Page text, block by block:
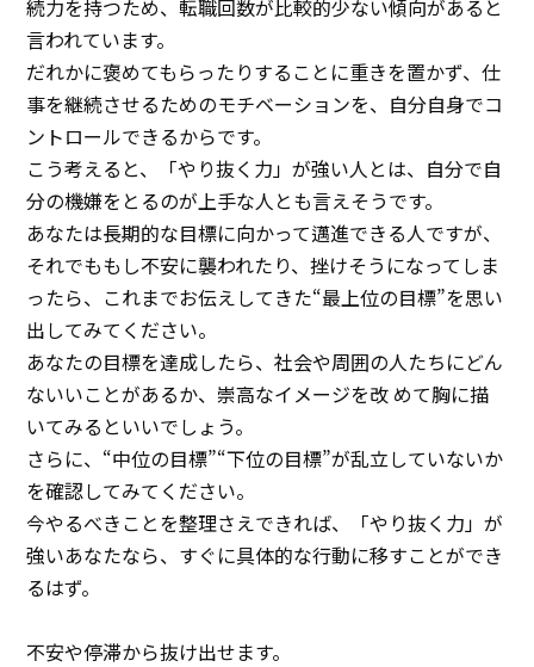
続力を持つため、転職回数が比較的少ない傾向があると
言われています。
だれかに褒めてもらったりすることに重きを置かず、仕
事を継続させるためのモチベーションを、自分自身でコ
ントロールできるからです。
こう考えると、「やり抜く力」が強い人とは、自分で自
分の機嫌をとるのが上手な人とも言えそうです。
あなたは長期的な目標に向かって邁進できる人ですが、
それでももし不安に襲われたり、挫けそうになってしま
ったら、これまでお伝えしてきた“最上位の目標”を思い
出してみてください。
あなたの目標を達成したら、社会や周囲の人たちにどん
ないいことがあるか、崇高なイメージを改 めて胸に描
いてみるといいでしょう。
さらに、“中位の目標”“下位の目標”が乱立していないか
を確認してみてください。
今やるべきことを整理さえできれば、「やり抜く力」が
強いあなたなら、すぐに具体的な行動に移すことができ
るはず。
不安や停滞から抜け出せます。